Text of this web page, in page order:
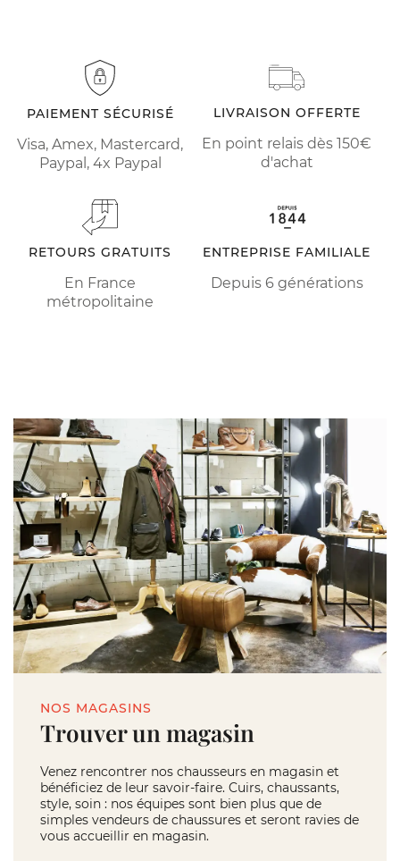
PAIEMENT SÉCURISÉ
Visa, Amex, Mastercard,
Paypal, 4x Paypal
LIVRAISON OFFERTE
En point relais dès 150€
d'achat
RETOURS GRATUITS
En France
métropolitaine
ENTREPRISE FAMILIALE
Depuis 6 générations
NOS MAGASINS
Trouver un magasin
Venez rencontrer nos chausseurs en magasin et
bénéficiez de leur savoir-faire. Cuirs, chaussants,
style, soin : nos équipes sont bien plus que de
simples vendeurs de chaussures et seront ravies de
vous accueillir en magasin.